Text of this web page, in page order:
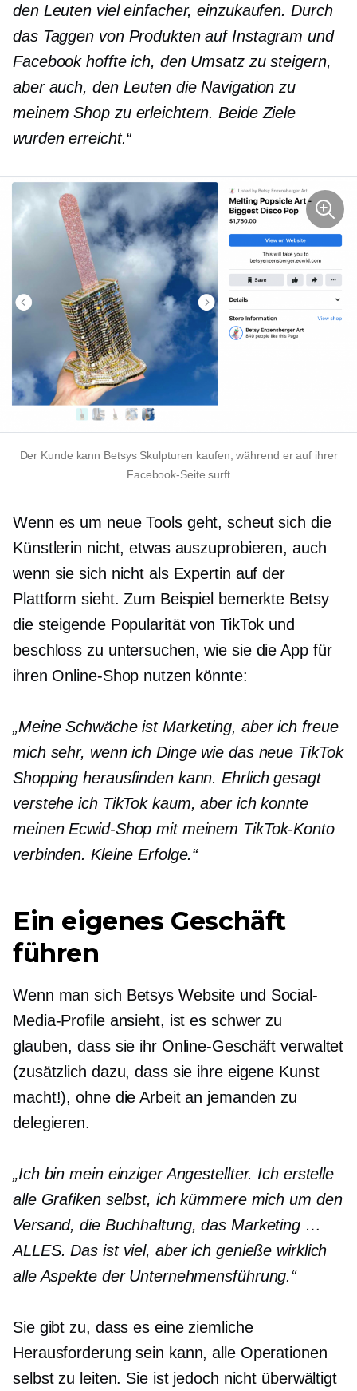
den Leuten viel einfacher, einzukaufen. Durch
das Taggen von Produkten auf Instagram und
Facebook hoffte ich, den Umsatz zu steigern,
aber auch, den Leuten die Navigation zu
meinem Shop zu erleichtern. Beide Ziele
wurden erreicht.“
Der Kunde kann Betsys Skulpturen kaufen, während er auf ihrer
Facebook-Seite surft
Wenn es um neue Tools geht, scheut sich die
Künstlerin nicht, etwas auszuprobieren, auch
wenn sie sich nicht als Expertin auf der
Plattform sieht. Zum Beispiel bemerkte Betsy
die steigende Popularität von TikTok und
beschloss zu untersuchen, wie sie die App für
ihren Online-Shop nutzen könnte:
„Meine Schwäche ist Marketing, aber ich freue
mich sehr, wenn ich Dinge wie das neue TikTok
Shopping herausfinden kann. Ehrlich gesagt
verstehe ich TikTok kaum, aber ich konnte
meinen Ecwid-Shop mit meinem TikTok-Konto
verbinden. Kleine Erfolge.“
Ein eigenes Geschäft
führen
Wenn man sich Betsys Website und Social-
Media-Profile ansieht, ist es schwer zu
glauben, dass sie ihr Online-Geschäft verwaltet
(zusätzlich dazu, dass sie ihre eigene Kunst
macht!), ohne die Arbeit an jemanden zu
delegieren.
„Ich bin mein einziger Angestellter. Ich erstelle
alle Grafiken selbst, ich kümmere mich um den
Versand, die Buchhaltung, das Marketing …
ALLES. Das ist viel, aber ich genieße wirklich
alle Aspekte der Unternehmensführung.“
Sie gibt zu, dass es eine ziemliche
Herausforderung sein kann, alle Operationen
selbst zu leiten. Sie ist jedoch nicht überwältigt